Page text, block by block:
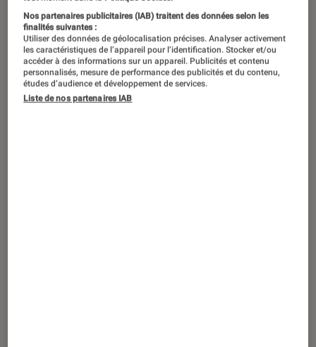
Uno : de nouvelles règles pour corser
vos parties !
ACTU
Figurines et jeux • 28 avr. 2020
Nos partenaires publicitaires (IAB) traitent des données selon les
finalités suivantes :
Utiliser des données de géolocalisation précises. Analyser activement
les caractéristiques de l’appareil pour l’identification. Stocker et/ou
accéder à des informations sur un appareil. Publicités et contenu
personnalisés, mesure de performance des publicités et du contenu,
études d’audience et développement de services.
Liste de nos partenaires IAB